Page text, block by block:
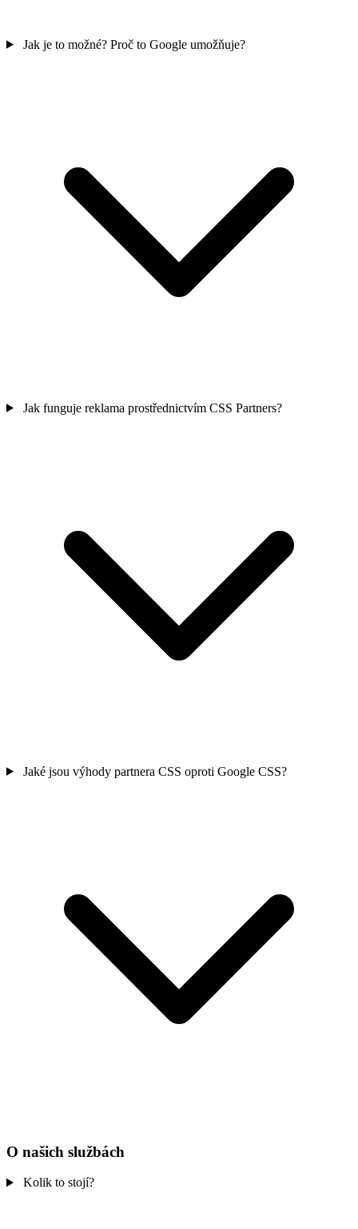
Jak je to možné? Proč to Google umožňuje?
Jak funguje reklama prostřednictvím CSS Partners?
Jaké jsou výhody partnera CSS oproti Google CSS?
O našich službách
Kolik to stojí?